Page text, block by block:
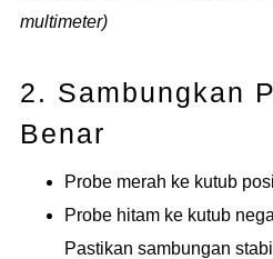
multimeter)
2. Sambungkan
Benar
Probe merah ke kutub
Probe hitam ke kutub
Pastikan sambungan